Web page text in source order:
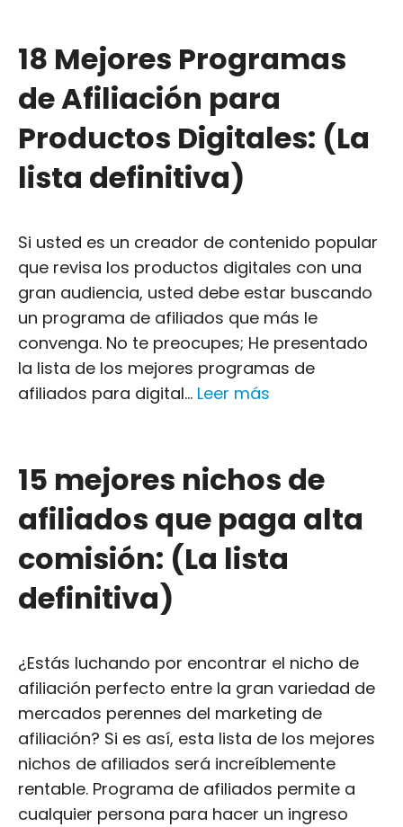
18 Mejores Programas
de Afiliación para
Productos Digitales: (La
lista definitiva)
Si usted es un creador de contenido popular
que revisa los productos digitales con una
gran audiencia, usted debe estar buscando
un programa de afiliados que más le
convenga. No te preocupes; He presentado
la lista de los mejores programas de
afiliados para digital... Leer más
15 mejores nichos de
afiliados que paga alta
comisión: (La lista
definitiva)
¿Estás luchando por encontrar el nicho de
afiliación perfecto entre la gran variedad de
mercados perennes del marketing de
afiliación? Si es así, esta lista de los mejores
nichos de afiliados será increíblemente
rentable. Programa de afiliados permite a
cualquier persona para hacer un ingreso